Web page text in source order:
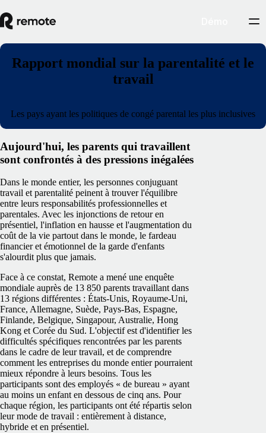
Rapport mondial sur la parentalité et le
travail
Les pays ayant les politiques de congé parental les plus inclusives
Aujourd'hui, les parents qui travaillent
sont confrontés à des pressions inégalées
Dans le monde entier, les personnes conjuguant
travail et parentalité peinent à trouver l'équilibre
entre leurs responsabilités professionnelles et
parentales. Avec les injonctions de retour en
présentiel, l'inflation en hausse et l'augmentation du
coût de la vie partout dans le monde, le fardeau
financier et émotionnel de la garde d'enfants
s'alourdit plus que jamais.
Face à ce constat, Remote a mené une enquête
mondiale auprès de 13 850 parents travaillant dans
13 régions différentes : États-Unis, Royaume-Uni,
France, Allemagne, Suède, Pays-Bas, Espagne,
Finlande, Belgique, Singapour, Australie, Hong
Kong et Corée du Sud. L'objectif est d'identifier les
difficultés spécifiques rencontrées par les parents
dans le cadre de leur travail, et de comprendre
comment les entreprises du monde entier pourraient
mieux répondre à leurs besoins. Tous les
participants sont des employés « de bureau » ayant
au moins un enfant en dessous de cinq ans. Pour
chaque région, les participants ont été répartis selon
leur mode de travail : entièrement à distance,
hybride et en présentiel.